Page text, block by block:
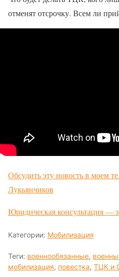
отменят отсрочку. Всем ли
Обсудить эту новость в моем
Лукьянчиков
Юридическая консультация —
Категории: Мобилизация
Теги: военнообязанные,
мобилизация, повестка, ТЦК и